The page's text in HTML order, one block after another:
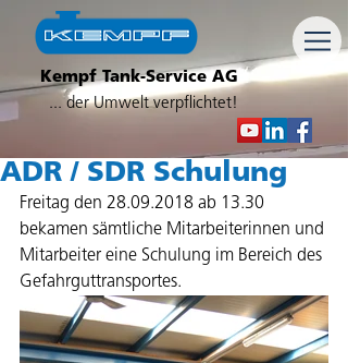
Kempf Tank-Service AG
... der Umwelt verpflichtet!
ADR / SDR Schulung
Freitag den 28.09.2018 ab 13.30
bekamen sämtliche Mitarbeiterinnen und
Mitarbeiter eine Schulung im Bereich des
Gefahrguttransportes.